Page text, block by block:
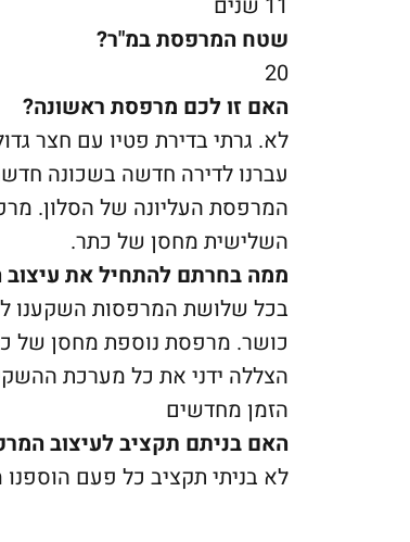
שטח המרפסת במ"ר?
20
האם זו לכם מרפסת ראשונה?
המרפסת העליונה של הסלון.
השלישית מחסן של כתר.
ממה בחרתם להתחיל את
בכל שלושת המרפסות השקענו
כושר. מרפסת נוספת מחסן של
הצללה ידני את כל מערכת
הזמן מחדשים
האם בניתם תקציב לעיצוב
לא בניתי תקציב כל פעם הוספנו משהו. 3 מרפסות זו